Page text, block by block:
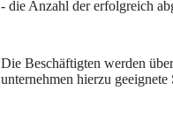
- die Anzahl der erfolgreich
Die Beschäftigten werden
unternehmen hierzu geeignete